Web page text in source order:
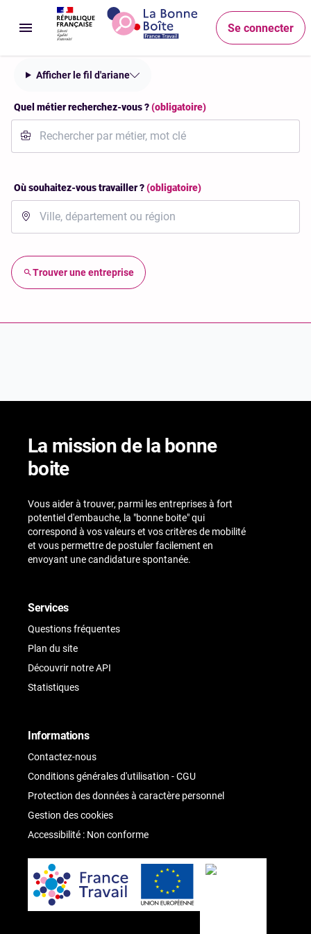
Accéder au menu
Accéder au contenu principal
Accéder au pied de page
Ouvrir le menu Se connecter
Afficher le fil d'ariane
Quel métier recherchez-vous ?(obligatoire)
Où souhaitez-vous travailler ?(obligatoire)
Trouver une entreprise
La mission de la bonne
boite
Vous aider à trouver, parmi les entreprises à fort
potentiel d'embauche, la "bonne boite" qui
correspond à vos valeurs et vos critères de mobilité
et vous permettre de postuler facilement en
envoyant une candidature spontanée.
Services
Questions fréquentes
Plan du site
Découvrir notre API
Statistiques
Informations
Contactez-nous
Conditions générales d'utilisation - CGU
Protection des données à caractère personnel
Gestion des cookies
Accessibilité : Non conforme